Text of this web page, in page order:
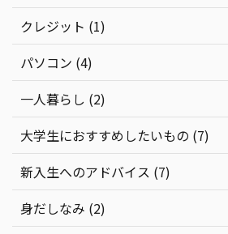
クレジット (1)
パソコン (4)
一人暮らし (2)
大学生におすすめしたいもの (7)
新入生へのアドバイス (7)
身だしなみ (2)